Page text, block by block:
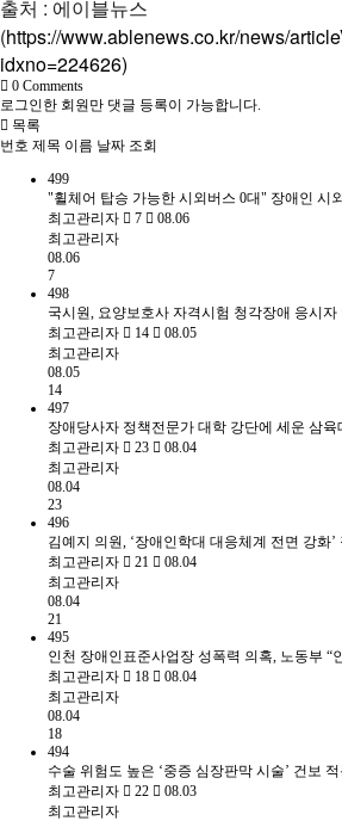
출처 : 에이블뉴스
(https://www.ablenews.co.kr/news/
idxno=224626)
0 Comments
로그인한 회원만 댓글 등록이 가능합니다.
목록
번호 제목 이름 날짜 조회
499
"휠체어 탑승 가능한 시외버스 0대" 장애인 시
최고관리자
7
08.06
최고관리자
08.06
7
498
국시원, 요양보호사 자격시험 청각장애 응시
최고관리자
14
08.05
최고관리자
08.05
14
497
장애당사자 정책전문가 대학 강단에 세운 삼
최고관리자
23
08.04
최고관리자
08.04
23
496
김예지 의원, ‘장애인학대 대응체계 전면 강화
최고관리자
21
08.04
최고관리자
08.04
21
495
인천 장애인표준사업장 성폭력 의혹, 노동부 “
최고관리자
18
08.04
최고관리자
08.04
18
494
수술 위험도 높은 ‘중증 심장판막 시술’ 건보
최고관리자
22
08.03
최고관리자